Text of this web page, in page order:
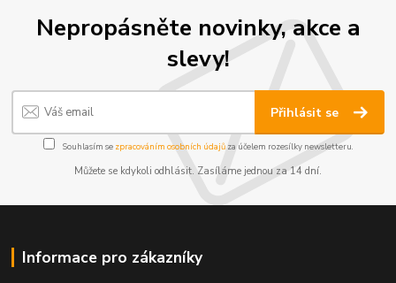
Nepropásněte novinky, akce a
slevy!
Přihlásit se
Souhlasím se zpracováním osobních údajůza účelem rozesílky newsletteru.
Můžete se kdykoli odhlásit. Zasíláme jednou za 14 dní.
Informace pro zákazníky